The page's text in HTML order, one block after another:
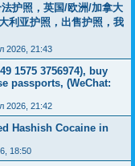
护照，英国/欧洲/加拿大
利亚护照，出售护照，我
2026, 21:43
1575 3756974), buy
passports, (WeChat:
2026, 21:42
Hashish Cocaine in
18:50